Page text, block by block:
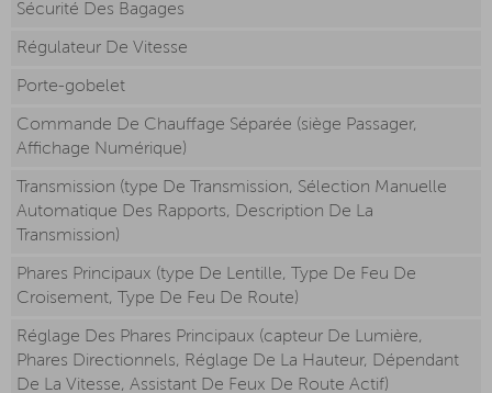
Sécurité Des Bagages
Régulateur De Vitesse
Porte-gobelet
Commande De Chauffage Séparée (siège Passager,
Affichage Numérique)
Transmission (type De Transmission, Sélection Manuelle
Automatique Des Rapports, Description De La
Transmission)
Phares Principaux (type De Lentille, Type De Feu De
Croisement, Type De Feu De Route)
Réglage Des Phares Principaux (capteur De Lumière,
Phares Directionnels, Réglage De La Hauteur, Dépendant
De La Vitesse, Assistant De Feux De Route Actif)